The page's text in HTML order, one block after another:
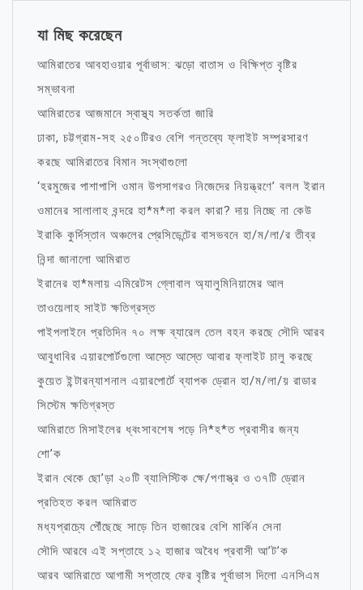
যা মিছ করেছেন
আমিরাতের আবহাওয়ার পূর্বাভাস: ঝড়ো বাতাস ও বিক্ষিপ্ত বৃষ্টির
সম্ভাবনা
আমিরাতের আজমানে স্বাস্থ্য সতর্কতা জারি
ঢাকা, চট্টগ্রাম-সহ ২৫০টিরও বেশি গন্তব্যে ফ্লাইট সম্প্রসারণ
করছে আমিরাতের বিমান সংস্থাগুলো
‘হরমুজের পাশাপাশি ওমান উপসাগরও নিজেদের নিয়ন্ত্রণে’ বলল ইরান
ওমানের সালালাহ বন্দরে হা*ম*লা করল কারা? দায় নিচ্ছে না কেউ
ইরাকি কুর্দিস্তান অঞ্চলের প্রেসিডেন্টের বাসভবনে হা/ম/লা/র তীব্র
নিন্দা জানালো আমিরাত
ইরানের হা*মলায় এমিরেটস গ্লোবাল অ্যালুমিনিয়ামের আল
তাওয়েলাহ সাইট ক্ষতিগ্রস্ত
পাইপলাইনে প্রতিদিন ৭০ লক্ষ ব্যারেল তেল বহন করছে সৌদি আরব
আবুধাবির এয়ারপোর্টগুলো আস্তে আস্তে আবার ফ্লাইট চালু করছে
কুয়েত ইন্টারন্যাশনাল এয়ারপোর্টে ব্যাপক ড্রোন হা/ম/লা/য় রাডার
সিস্টেম ক্ষতিগ্রস্ত
আমিরাতে মিসাইলের ধ্বংসাবশেষ পড়ে নি*হ*ত প্রবাসীর জন্য
শো’ক
ইরান থেকে ছো’ড়া ২০টি ব্যালিস্টিক ক্ষে/পণাস্ত্র ও ৩৭টি ড্রোন
প্রতিহত করল আমিরাত
মধ্যপ্রাচ্যে পৌঁছেছে সাড়ে তিন হাজারের বেশি মার্কিন সেনা
সৌদি আরবে এই সপ্তাহে ১২ হাজার অবৈধ প্রবাসী আ’ট’ক
আরব আমিরাতে আগামী সপ্তাহে ফের বৃষ্টির পূর্বাভাস দিলো এনসিএম